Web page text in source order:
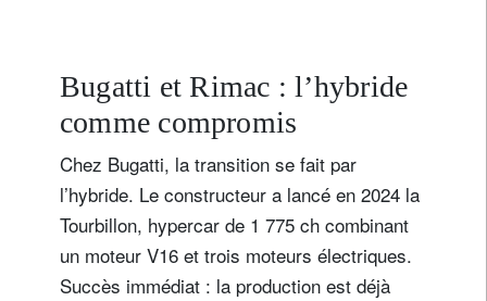
Bugatti et Rimac : l’hybride
comme compromis
Chez Bugatti, la transition se fait par
l’hybride. Le constructeur a lancé en 2024 la
Tourbillon, hypercar de 1 775 ch combinant
un moteur V16 et trois moteurs électriques.
Succès immédiat : la production est déjà